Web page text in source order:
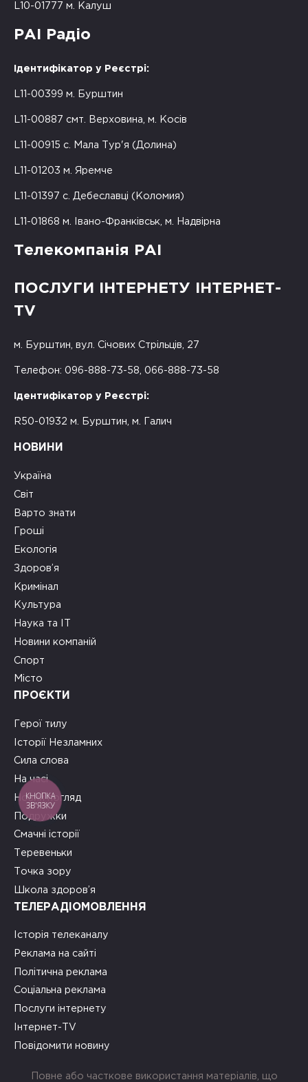
L10-01777 м. Калуш
РАІ Радіо
Ідентифікатор у Реєстрі:
L11-00399 м. Бурштин
L11-00887 смт. Верховина, м. Косів
L11-00915 с. Мала Тур'я (Долина)
L11-01203 м. Яремче
L11-01397 с. Дебеславці (Коломия)
L11-01868 м. Івано-Франківськ, м. Надвірна
Телекомпанія РАІ
ПОСЛУГИ ІНТЕРНЕТУ ІНТЕРНЕТ-
TV
м. Бурштин, вул. Січових Стрільців, 27
Телефон: 096-888-73-58, 066-888-73-58
Ідентифікатор у Реєстрі:
R50-01932 м. Бурштин, м. Галич
НОВИНИ
Україна
Світ
Варто знати
Гроші
Екологія
Здоров’я
Кримінал
Культура
Наука та ІТ
Новини компаній
Спорт
Місто
ПРОЄКТИ
Герої тилу
Історії Незламних
Сила слова
На часі
Новий погляд
Подружки
Смачні історії
Теревеньки
Точка зору
Школа здоров’я
ТЕЛЕРАДІОМОВЛЕННЯ
Історія телеканалу
Реклама на сайті
Політична реклама
Соціальна реклама
Послуги інтернету
Інтернет-TV
Повідомити новину
Повне або часткове використання матеріалів, що
КНОПКА
ЗВ'ЯЗКУ